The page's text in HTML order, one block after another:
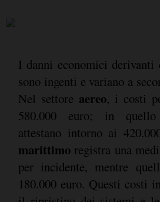
I danni economici derivanti
sono ingenti e variano a
Nel settore aereo, i costi
580.000 euro; in quello
attestano intorno ai
marittimoregistra una
per incidente, mentre
180.000 euro. Questi costi